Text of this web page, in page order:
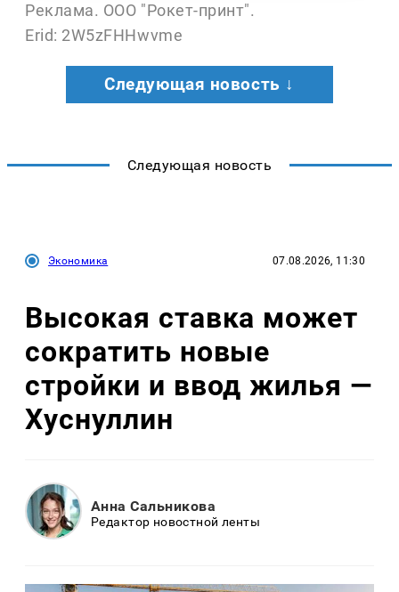
Реклама. ООО "Рокет-принт".
Erid: 2W5zFHHwvme
Следующая новость ↓
Следующая новость
Экономика 07.08.2026, 11:30
Высокая ставка может
сократить новые
стройки и ввод жилья —
Хуснуллин
Анна Сальникова
Редактор новостной ленты